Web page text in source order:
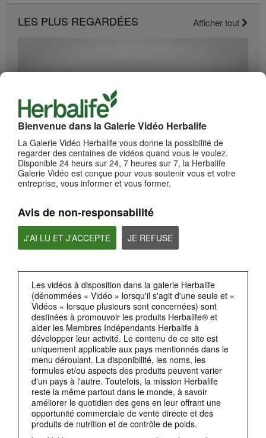
Bienvenue dans la Galerie Vidéo Herbalife
La Galerie Vidéo Herbalife vous donne la possibilité de
regarder des centaines de vidéos quand vous le voulez.
Disponible 24 heurs sur 24, 7 heures sur 7, la Herbalife
Galerie Vidéo est conçue pour vous soutenir vous et votre
entreprise, vous informer et vous former.
Avis de non-responsabilité
J'AI LU ET J'ACCEPTE JE REFUSE
Les vidéos à disposition dans la galerie Herbalife
(dénommées « Vidéo » lorsqu'il s'agit d'une seule et «
Vidéos » lorsque plusieurs sont concernées) sont
destinées à promouvoir les produits Herbalife® et
aider les Membres Indépendants Herbalife à
développer leur activité. Le contenu de ce site est
uniquement applicable aux pays mentionnés dans le
menu déroulant. La disponibilité, les noms, les
formules et/ou aspects des produits peuvent varier
d'un pays à l'autre. Toutefois, la mission Herbalife
reste la même partout dans le monde, à savoir
améliorer le quotidien des gens en leur offrant une
opportunité commerciale de vente directe et des
produits de nutrition et de contrôle de poids.
LES PLUS REGARDÉES Afficher tout
Privacy by Design(respect de la vie privée dès la conception)
La RGPD exige également la protection de la vie privée dès la conception (privacy
Accès aux données personnelles
Un autre domaine dans lequella RGPD va plus loinque les concepts de base de la
confidentialité,concerne les droits individuels relatifs aux données personnelles.